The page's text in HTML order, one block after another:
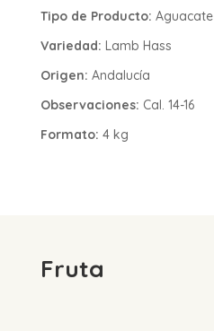
Tipo de Producto: Aguacate
Variedad: Lamb Hass
Origen: Andalucía
Observaciones: Cal. 14-16
Formato: 4 kg
Fruta